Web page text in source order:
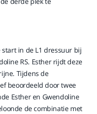
start in de L1 dressuur bij
RS. Esther rijdt deze
Tijdens de
beoordeeld door twee
Esther en Gwendoline
de combinatie met